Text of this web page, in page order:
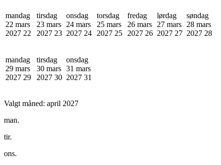
mandag
22 mars
2027 22
tirsdag
23 mars
2027 23
onsdag
24 mars
2027 24
torsdag
25 mars
2027 25
fredag
26 mars
2027 26
lørdag
27 mars
2027 27
søndag
28 mars
2027 28
mandag
29 mars
2027 29
tirsdag
30 mars
2027 30
onsdag
31 mars
2027 31
Valgt måned: april 2027
man.
tir.
ons.